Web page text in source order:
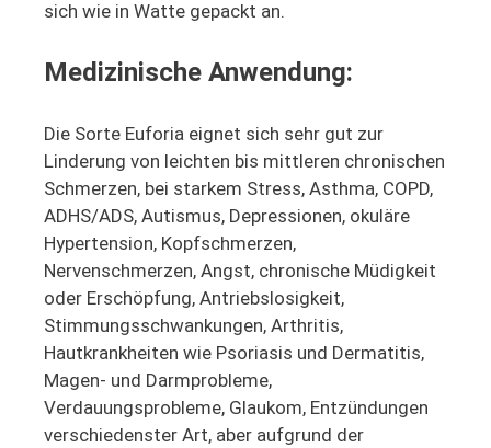
sich wie in Watte gepackt an.
Medizinische Anwendung:
Die Sorte Euforia eignet sich sehr gut zur
Linderung von leichten bis mittleren chronischen
Schmerzen, bei starkem Stress, Asthma, COPD,
ADHS/ADS, Autismus, Depressionen, okuläre
Hypertension, Kopfschmerzen,
Nervenschmerzen, Angst, chronische Müdigkeit
oder Erschöpfung, Antriebslosigkeit,
Stimmungsschwankungen, Arthritis,
Hautkrankheiten wie Psoriasis und Dermatitis,
Magen- und Darmprobleme,
Verdauungsprobleme, Glaukom, Entzündungen
verschiedenster Art, aber aufgrund der